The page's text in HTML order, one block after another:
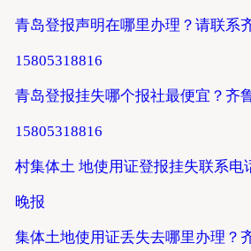
青岛登报声明在哪里办理？请联系
15805318816
青岛登报挂失哪个报社最便宜？齐
15805318816
村集体土 地使用证登报挂失联系电
晚报
集体土地使用证丢失去哪里办理？